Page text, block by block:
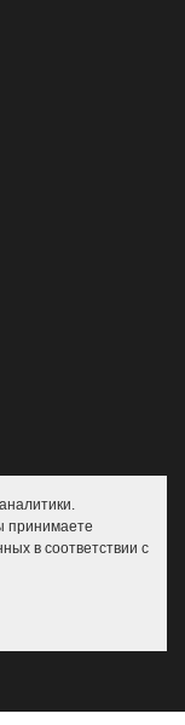
принимаете
в соответствии с